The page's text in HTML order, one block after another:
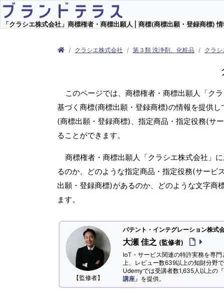
「クラシエ株式会社」商標権者・商標出願人 | 商標(商標出願・登録商標) 情
クラシエ株式会社 第３類 洗浄剤、化粧品 クラシ
このページでは、商標権者・商標出願人「ク
基づく商標(商標出願・登録商標)の情報を提供
(商標出願・登録商標)、指定商品・指定役務(サ
ることができます。
商標権者・商標出願人「クラシエ株式会社」
るのか、どのような指定商品・指定役務(サー
出願・登録商標)があるのか、どのような文字商
ます。
【監修者】
パテント・インテグレーション株式
大瀬 佳之 (監修者)
IoT・サービス関連の特許実務を専
上、レビュー数639以上の知財分野
Udemyでは受講者数1,635人以上の『
講座 』を提供。